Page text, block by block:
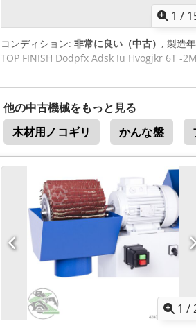
1 /
コンディション: 非常に良い（中古） , 製造
TOP FINISH Dodpfx Adsk Iu Hvogjkr 6T -
他の中古機械をもっと見る
木材用ノコギリ
かんな盤
1 /